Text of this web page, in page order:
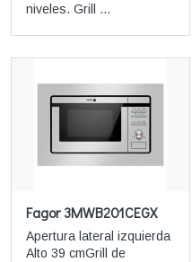
niveles. Grill ...
Fagor 3MWB201CEGX
Apertura lateral izquierda
Alto 39 cmGrill de